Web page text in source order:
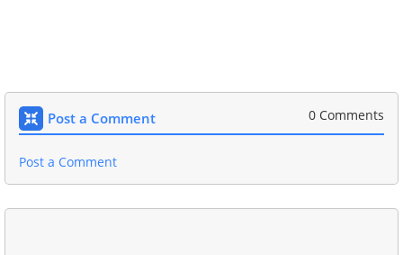
Post a Comment 0 Comments
Post a Comment